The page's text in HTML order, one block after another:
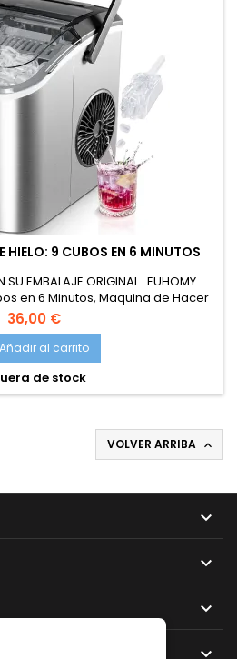
HIELO: 9 CUBOS EN 6 MINUTOS
SU EMBALAJE ORIGINAL . EUHOMY
en 6 Minutos, Maquina de Hacer
24H, 2 Tamaños de Hielo, con
Hielo y Cesta Ideal Para
Oficina/Bar, Plata
36,00 €
Añadir al carrito
de stock
VOLVER ARRIBA 



